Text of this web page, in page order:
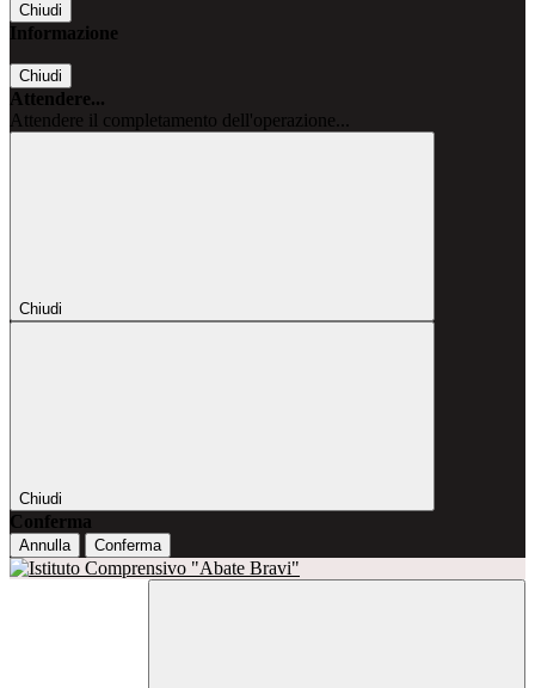
Chiudi
Informazione
Chiudi
Attendere...
Attendere il completamento dell'operazione...
Chiudi
Chiudi
Conferma
Annulla Conferma